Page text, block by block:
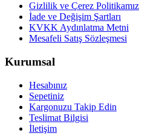
Gizlilik ve Çerez Politikamız
İade ve Değişim Şartları
KVKK Aydınlatma Metni
Mesafeli Satış Sözleşmesi
Kurumsal
Hesabınız
Sepetiniz
Kargonuzu Takip Edin
Teslimat Bilgisi
İletişim